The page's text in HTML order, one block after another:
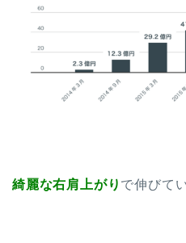
綺麗な右肩上がり で伸びて